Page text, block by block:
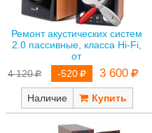
Ремонт акустических систем
2.0 пассивные, класса Hi-Fi,
от
4 120
-520 3 600
Наличие